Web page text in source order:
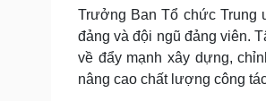
Trưởng Ban Tổ chức Trung
đảng và đội ngũ đảng viên.
về đẩy mạnh xây dựng,
nâng cao chất lượng công